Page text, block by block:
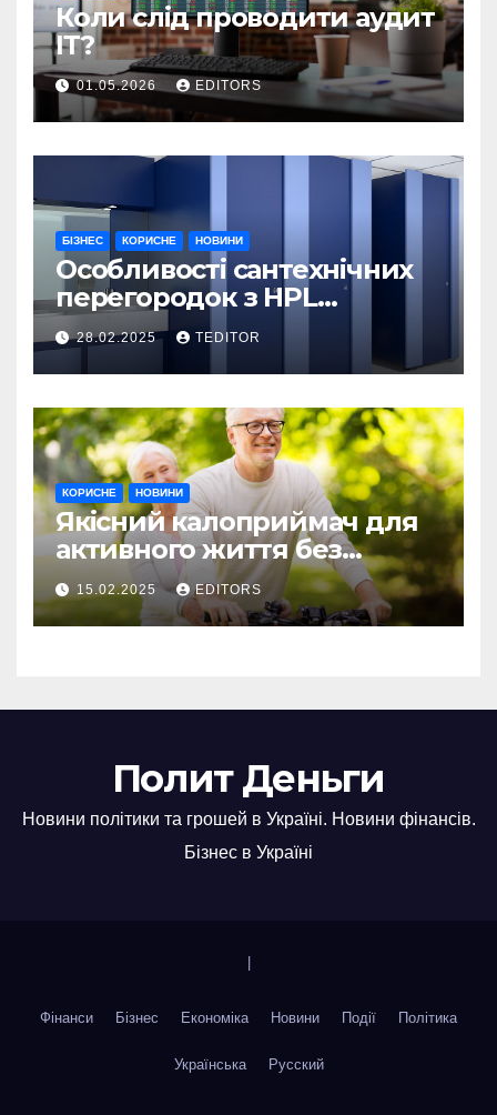
Коли слід проводити аудит
ІТ?
01.05.2026 EDITORS
БІЗНЕС КОРИСНЕ НОВИНИ
Особливості сантехнічних
перегородок з HPL
пластику та полікарбонату
28.02.2025 TEDITOR
КОРИСНЕ НОВИНИ
Якісний калоприймач для
активного життя без
обмежень
15.02.2025 EDITORS
Полит Деньги
Новини політики та грошей в Україні. Новини фінансів.
Бізнес в Україні
Фінанси Бізнес Економіка Новини Події Політика
Українська Русский